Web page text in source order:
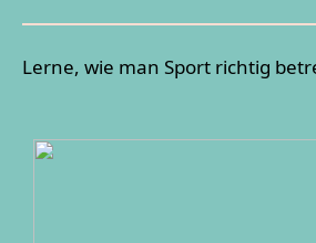
Lerne, wie man Sport richtig